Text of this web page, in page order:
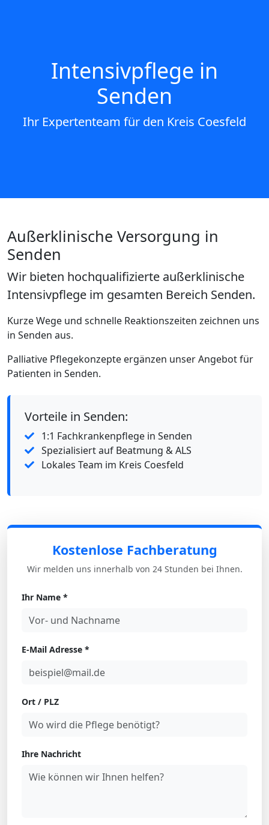
Intensivpflege in
Senden
Ihr Expertenteam für den Kreis Coesfeld
Außerklinische Versorgung in
Senden
Wir bieten hochqualifizierte außerklinische
Intensivpflege im gesamten Bereich Senden.
Kurze Wege und schnelle Reaktionszeiten zeichnen uns
in Senden aus.
Palliative Pflegekonzepte ergänzen unser Angebot für
Patienten in Senden.
Vorteile in Senden:
1:1 Fachkrankenpflege in Senden
Spezialisiert auf Beatmung & ALS
Lokales Team im Kreis Coesfeld
Kostenlose Fachberatung
Wir melden uns innerhalb von 24 Stunden bei Ihnen.
Ihr Name *
E-Mail Adresse *
Ort / PLZ
Ihre Nachricht